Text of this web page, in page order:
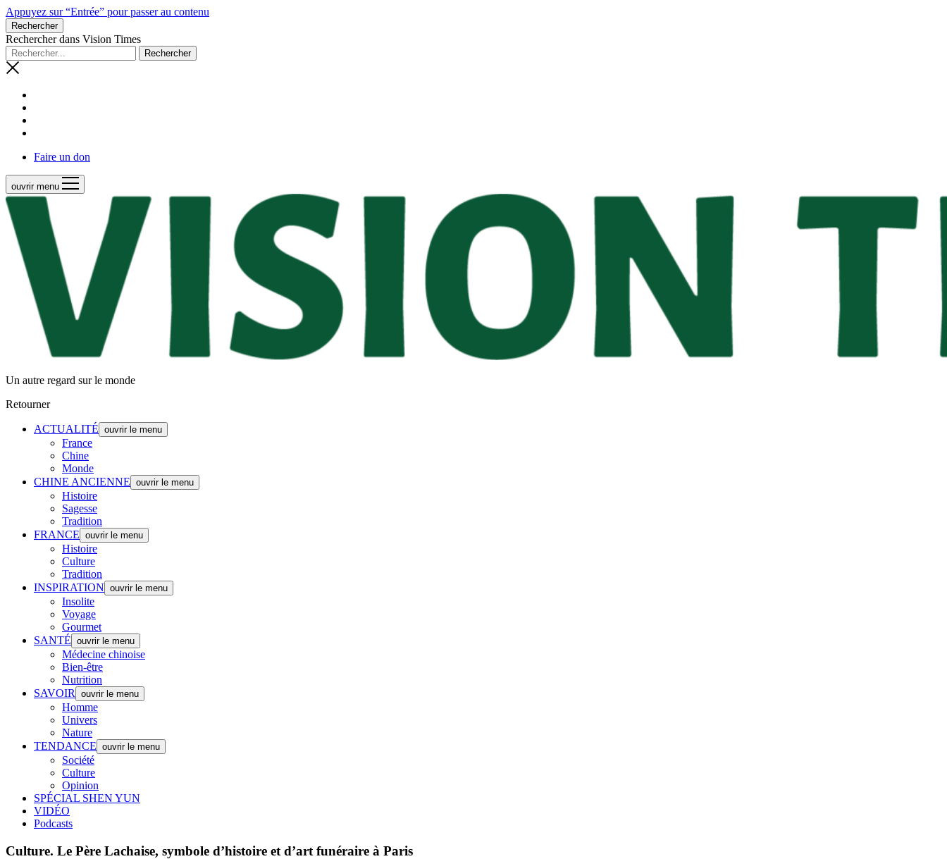
Appuyez sur “Entrée” pour passer au contenu
Rechercher
Rechercher dans Vision Times
Faire un don
ouvrir menu
Un autre regard sur le monde
Retourner
ACTUALITÉ ouvrir le menu
France
Chine
Monde
CHINE ANCIENNE ouvrir le menu
Histoire
Sagesse
Tradition
FRANCE ouvrir le menu
Histoire
Culture
Tradition
INSPIRATION ouvrir le menu
Insolite
Voyage
Gourmet
SANTÉ ouvrir le menu
Médecine chinoise
Bien-être
Nutrition
SAVOIR
ouvrir le menu
Homme
Univers
Nature
TENDANCE ouvrir le menu
Société
Culture
Opinion
SPÉCIAL SHEN YUN
VIDÉO
Podcasts
Culture. Le Père Lachaise, symbole d’histoire et d’art funéraire à Paris